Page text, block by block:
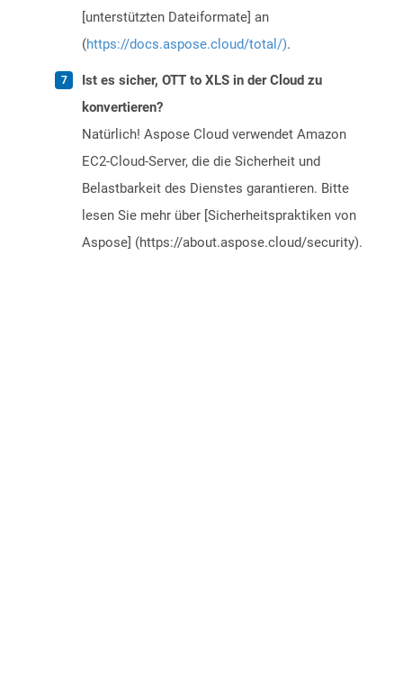
[unterstützten Dateiformate] an
(https://docs.aspose.cloud/total/).
Ist es sicher, OTT to XLS in der Cloud zu
konvertieren?
Natürlich! Aspose Cloud verwendet Amazon
EC2-Cloud-Server, die die Sicherheit und
Belastbarkeit des Dienstes garantieren. Bitte
lesen Sie mehr über [Sicherheitspraktiken von
Aspose] (https://about.aspose.cloud/security).